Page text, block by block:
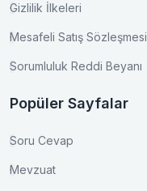
Gizlilik İlkeleri
Mesafeli Satış Sözleşmesi
Sorumluluk Reddi Beyanı
Popüler Sayfalar
Soru Cevap
Mevzuat